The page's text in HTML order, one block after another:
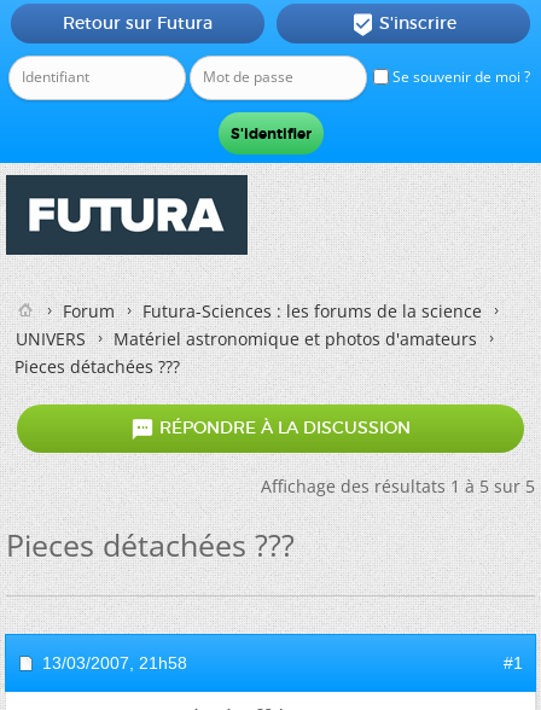
Se souvenir de moi ?
Retour sur Futura  S'inscrire
Forum
Futura-Sciences : les forums de la science
UNIVERS
Matériel astronomique et photos d'amateurs
Pieces détachées ???
 RÉPONDRE À LA DISCUSSION
Affichage des résultats 1 à 5 sur 5
Pieces détachées ???
13/03/2007, 21h58 #1